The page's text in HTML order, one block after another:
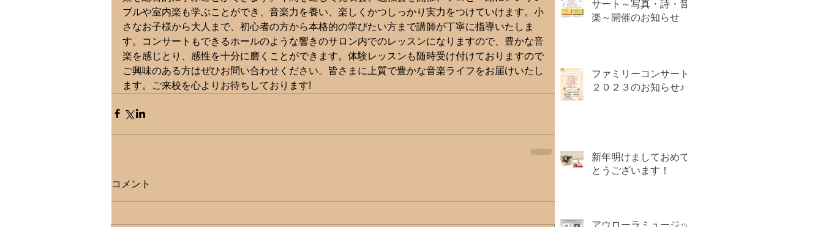
ブルや室内楽も学ぶことができ、音楽力を養い、楽しくかつしっかり実力をつけていけます。小
さなお子様から大人まで、初心者の方から本格的の学びたい方まで講師が丁寧に指導いたしま
す。コンサートもできるホールのような響きのサロン内でのレッスンになりますので、豊かな音
楽を感じとり、感性を十分に磨くことができます。体験レッスンも随時受け付けておりますので
ご興味のある方はぜひお問い合わせください。皆さまに上質で豊かな音楽ライフをお届けいたし
ます。ご来校を心よりお待ちしております!
コメント
サート～写真・詩・音
楽～開催のお知らせ
ファミリーコンサート
２０２３のお知らせ♪
新年明けましておめで
とうございます！
アウローラミュージッ